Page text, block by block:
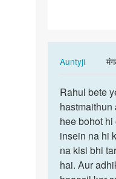
AuntyjiIn
to
Mam
jab
hum
krna…
Rahul
bete
yeh
smajh
lijiye…
Rahul bete
hee bohot
insein na hi
na kisi bhi
hai. Aur